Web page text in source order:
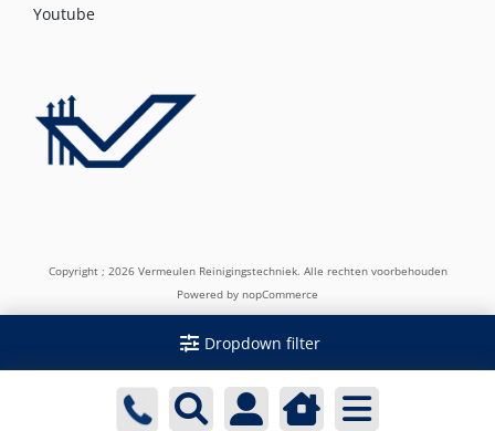
Dropdown filter
Youtube
Copyright ; 2026 Vermeulen Reinigingstechniek. Alle rechten voorbehouden
Powered by nopCommerce